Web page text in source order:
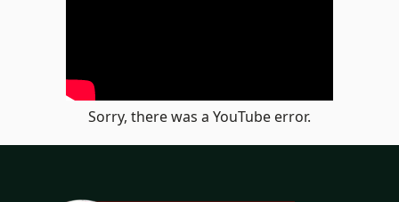
Sorry, there was a YouTube error.